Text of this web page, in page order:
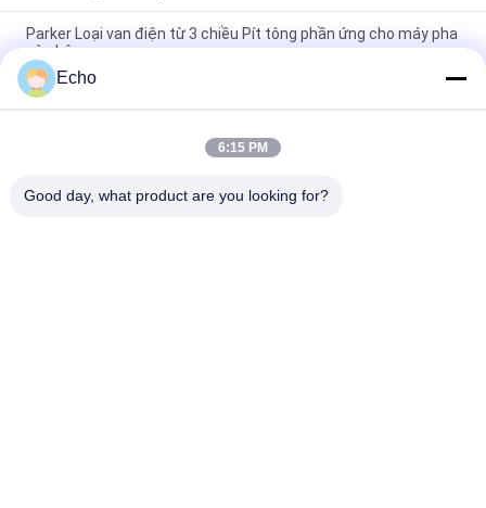
Parker Loại van điện từ 3 chiều Pít tông phần ứng cho máy pha
cà phê
Phần ứng van điện từ Henny Penny 18721 18724 17120 17121
29515 29547
Ống phần ứng van điện từ 2 chiều 2V025-06 2V025-08 2P025-
Echo
6:15 PM
Good day, what product are you looking for?